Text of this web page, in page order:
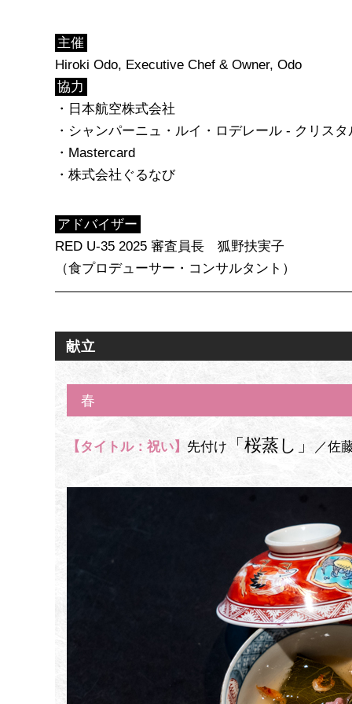
主催
Hiroki Odo, Executive Chef & Owner, Odo
協力
・日本航空株式会社
・シャンパーニュ・ルイ・ロデレール - クリスタ
・Mastercard
・株式会社ぐるなび
アドバイザー
RED U-35 2025 審査員長 狐野扶実子
（食プロデューサー・コンサルタント）
献立
春
【タイトル：祝い】 先付け 「桜蒸し」 ／佐